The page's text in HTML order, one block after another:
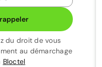
du droit de vous
au démarchage
Bloctel